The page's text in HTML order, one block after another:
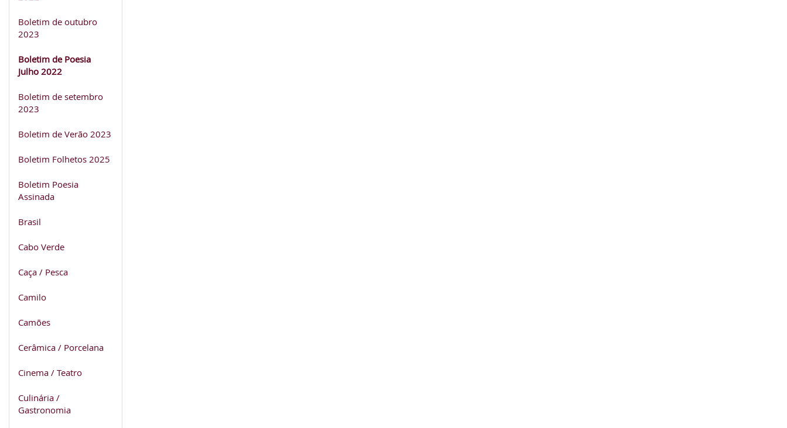
Boletim de outubro
2023
Boletim de Poesia
Julho 2022
Boletim de setembro
2023
Boletim de Verão 2023
Boletim Folhetos 2025
Boletim Poesia
Assinada
Brasil
Cabo Verde
Caça / Pesca
Camilo
Camões
Cerâmica / Porcelana
Cinema / Teatro
Culinária /
Gastronomia